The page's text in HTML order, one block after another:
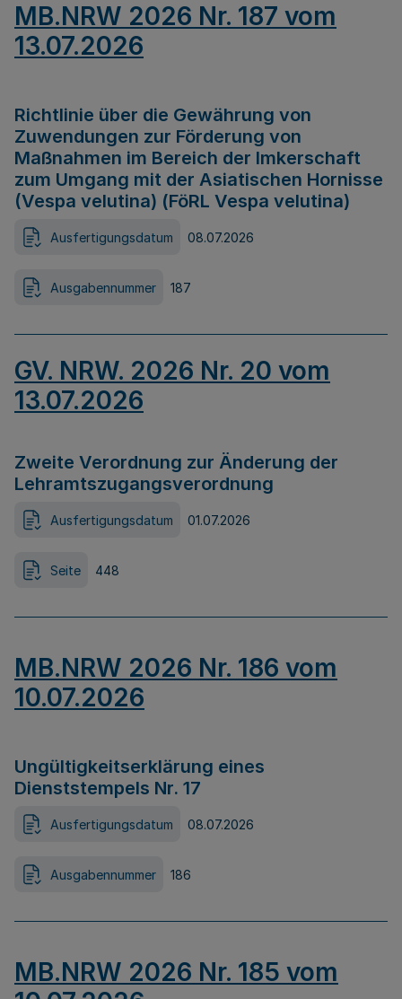
MB.NRW 2026 Nr. 187 vom
13.07.2026
Richtlinie über die Gewährung von
Zuwendungen zur Förderung von
Maßnahmen im Bereich der Imkerschaft
zum Umgang mit der Asiatischen Hornisse
(Vespa velutina) (FöRL Vespa velutina)
Ausfertigungsdatum 08.07.2026
Ausgabennummer 187
GV. NRW. 2026 Nr. 20 vom
13.07.2026
Zweite Verordnung zur Änderung der
Lehramtszugangsverordnung
Ausfertigungsdatum 01.07.2026
Seite 448
MB.NRW 2026 Nr. 186 vom
10.07.2026
Ungültigkeitserklärung eines
Dienststempels Nr. 17
Ausfertigungsdatum 08.07.2026
Ausgabennummer 186
MB.NRW 2026 Nr. 185 vom